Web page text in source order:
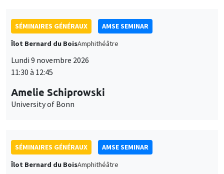
SÉMINAIRES GÉNÉRAUX
AMSE SEMINAR
Îlot Bernard du BoisAmphithéâtre
Lundi 9 novembre 2026
11:30 à 12:45
Amelie Schiprowski
University of Bonn
SÉMINAIRES GÉNÉRAUX
AMSE SEMINAR
Îlot Bernard du BoisAmphithéâtre